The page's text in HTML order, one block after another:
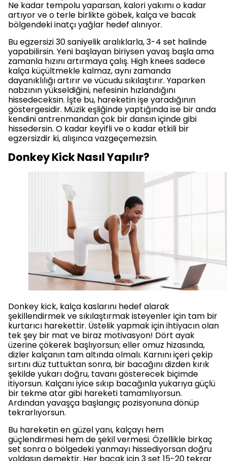
Ne kadar tempolu yaparsan, kalori yakımı o kadar
artıyor ve o terle birlikte göbek, kalça ve bacak
bölgendeki inatçı yağlar hedef alınıyor.
Bu egzersizi 30 saniyelik aralıklarla, 3-4 set halinde
yapabilirsin. Yeni başlayan biriysen yavaş başla ama
zamanla hızını artırmaya çalış. High knees sadece
kalça küçültmekle kalmaz, aynı zamanda
dayanıklılığı artırır ve vücudu sıkılaştırır. Yaparken
nabzının yükseldiğini, nefesinin hızlandığını
hissedeceksin. İşte bu, hareketin işe yaradığının
göstergesidir. Müzik eşliğinde yaptığında ise bir anda
kendini antrenmandan çok bir dansın içinde gibi
hissedersin. O kadar keyifli ve o kadar etkili bir
egzersizdir ki, alışınca vazgeçemezsin.
Donkey Kick Nasıl Yapılır?
Donkey kick, kalça kaslarını hedef alarak
şekillendirmek ve sıkılaştırmak isteyenler için tam bir
kurtarıcı harekettir. Üstelik yapmak için ihtiyacın olan
tek şey bir mat ve biraz motivasyon! Dört ayak
üzerine çökerek başlıyorsun; eller omuz hizasında,
dizler kalçanın tam altında olmalı. Karnını içeri çekip
sırtını düz tuttuktan sonra, bir bacağını dizden kırık
şekilde yukarı doğru, tavanı gösterecek biçimde
itiyorsun. Kalçanı iyice sıkıp bacağınla yukarıya güçlü
bir tekme atar gibi hareketi tamamlıyorsun.
Ardından yavaşça başlangıç pozisyonuna dönüp
tekrarlıyorsun.
Bu hareketin en güzel yanı, kalçayı hem
güçlendirmesi hem de şekil vermesi. Özellikle birkaç
set sonra o bölgedeki yanmayı hissediyorsan doğru